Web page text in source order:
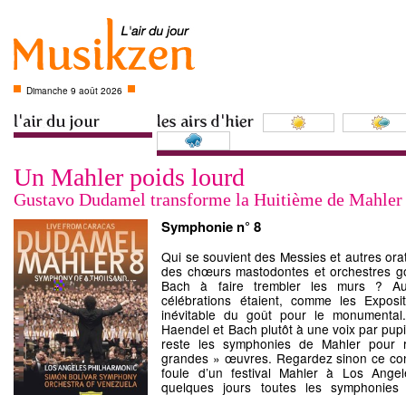
Dimanche 9 août 2026
Un Mahler poids lourd
Gustavo Dudamel transforme la Huitième de Mahler
Symphonie n° 8
Qui se souvient des Messies et autres
des chœurs mastodontes et orchestres
Bach à faire trembler les murs ?
célébrations étaient, comme les
inévitable du goût pour le
Haendel et Bach plutôt à une voix par
reste les symphonies de Mahler
grandes » œuvres. Regardez sinon ce
foule d’un festival Mahler à Los
quelques jours toutes les